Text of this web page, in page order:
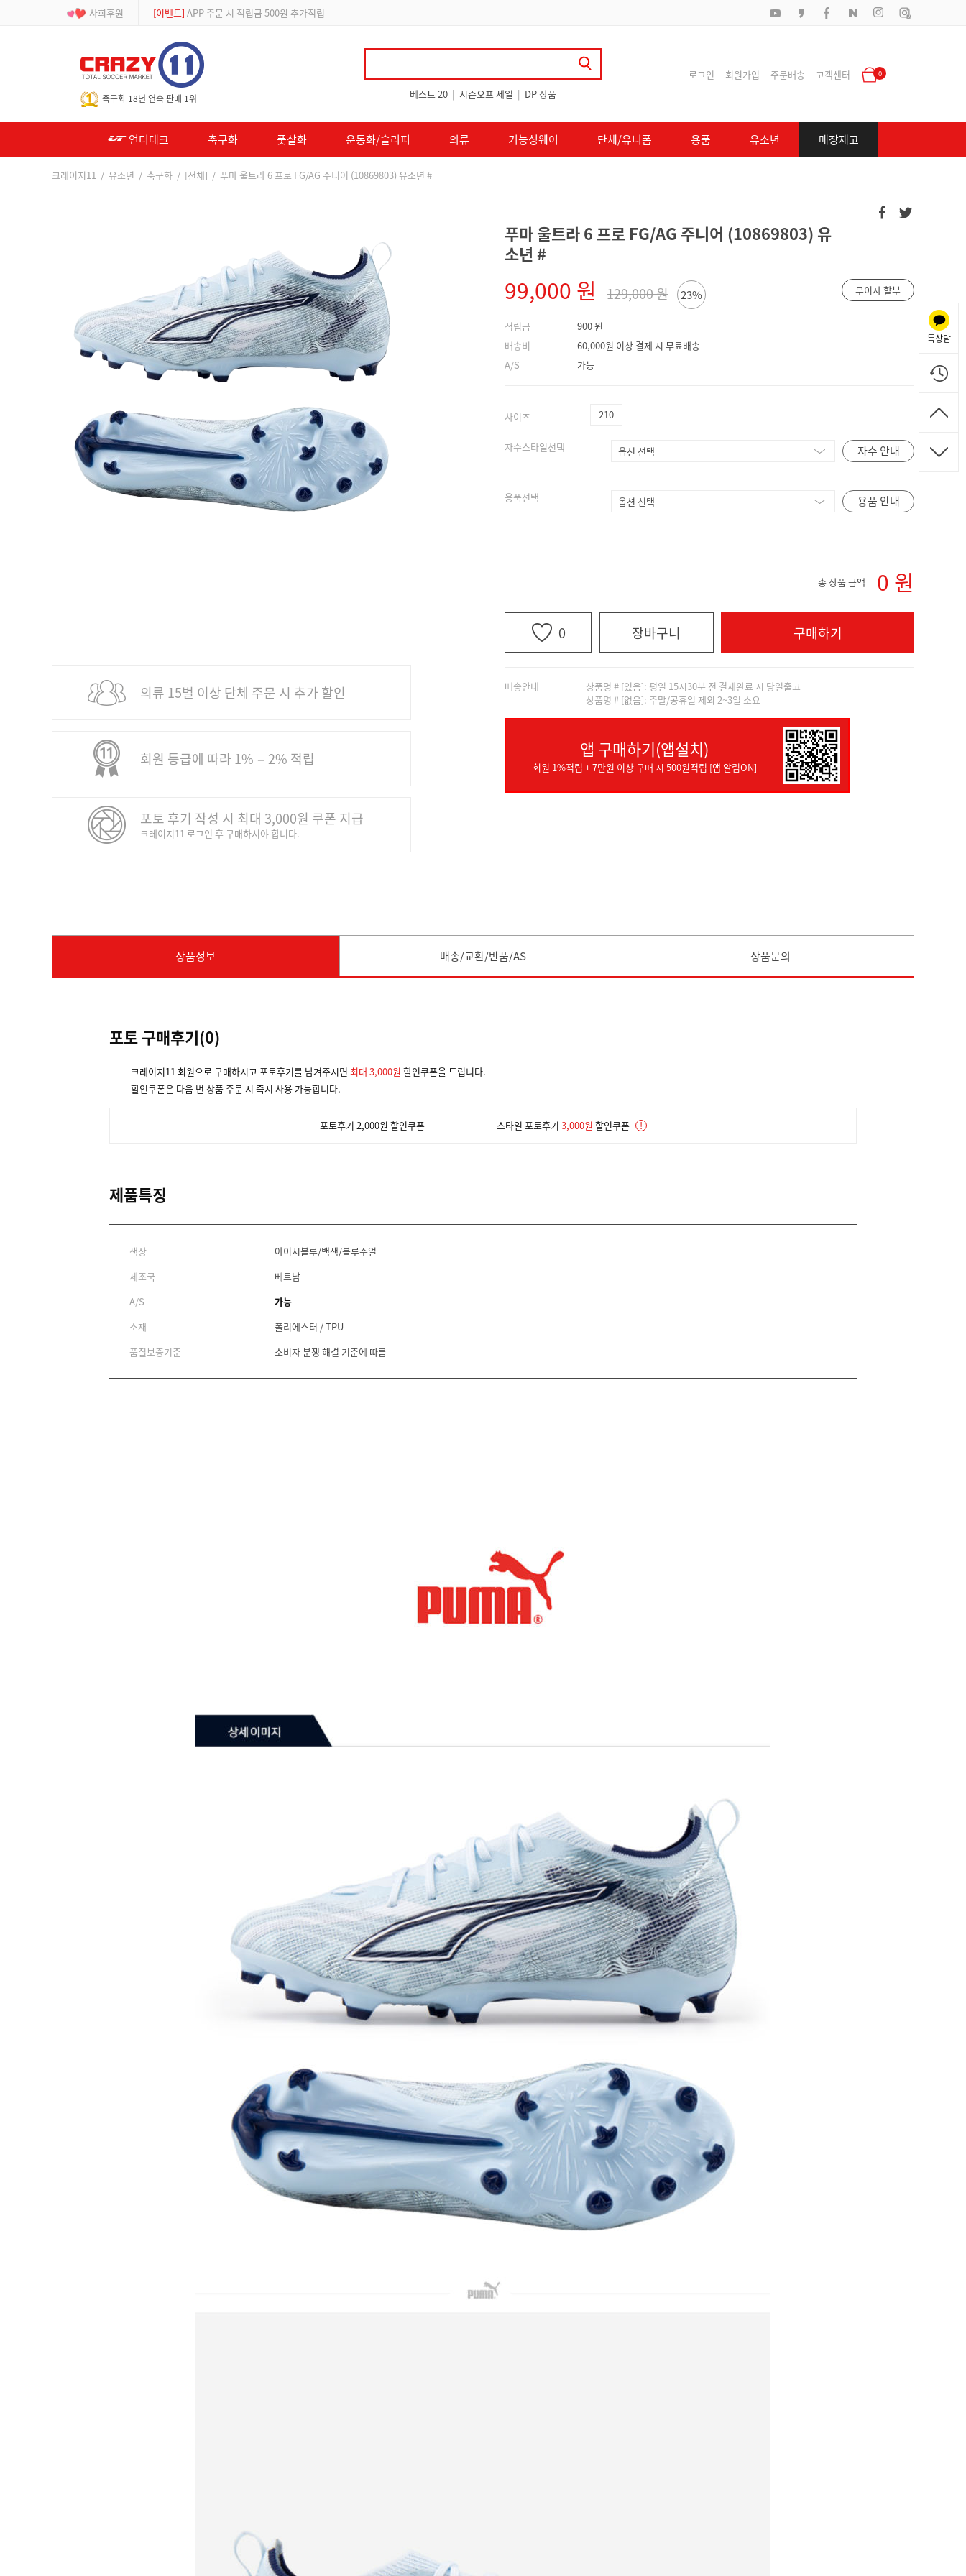
사회후원 [등급제] 회원가입 시 최대 2% 적립 및 할인 쿠폰 지급
축구화 18년 연속 판매 1위 베스트 20 | 시즌오프 세일 | DP 상품
로그인 회원가입 주문배송 고객센터 0
언더테크 축구화 풋살화 운동화/슬리퍼 의류 기능성웨어 단체/유니폼 용품 유소년 매장재고
크레이지11 / 유소년 / 축구화 / [전체] / 푸마 울트라 6 프로 FG/AG 주니어 (10869803) 유소년 #
의류 15벌 이상 단체 주문 시 추가 할인
회원 등급에 따라 1% − 2% 적립
포토 후기 작성 시 최대 3,000원 쿠폰 지급
크레이지11 로그인 후 구매하셔야 합니다.
푸마 울트라 6 프로 FG/AG 주니어 (10869803) 유
소년 #
99,000 원 129,000 원 23% 무이자 할부
적립금
배송비
A/S
900 원
60,000원 이상 결제 시 무료배송
가능
사이즈 210
자수스타일선택 자수 안내
용품선택 용품 안내
총 상품 금액 0 원
0 장바구니 구매하기
배송안내
상품명 # [있음]: 평일 15시30분 전 결제완료 시 당일출고
상품명 # [없음]: 주말/공휴일 제외 2~3일 소요
앱 구매하기(앱설치)
회원 1%적립 + 7만원 이상 구매 시 500원적립 [앱 알림ON]
상품정보 배송/교환/반품/AS 상품문의
포토 구매후기(0)
크레이지11 회원으로 구매하시고 포토후기를 남겨주시면 최대 3,000원 할인쿠폰을 드립니다.
할인쿠폰은 다음 번 상품 주문 시 즉시 사용 가능합니다.
포토후기 2,000원 할인쿠폰 스타일 포토후기 3,000원 할인쿠폰 !
제품특징
색상
아이시블루/백색/블루주얼
제조국
베트남
A/S
가능
소재
폴리에스터 / TPU
품질보증기준
소비자 분쟁 해결 기준에 따름
톡상담